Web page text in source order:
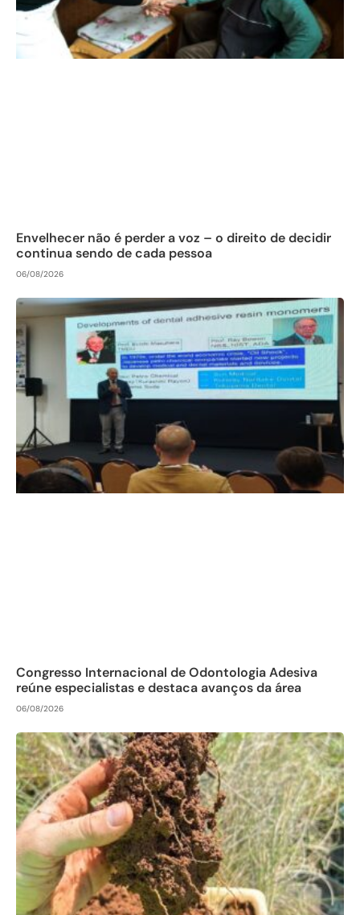
Envelhecer não é perder a voz – o direito de decidir
continua sendo de cada pessoa
06/08/2026
Congresso Internacional de Odontologia Adesiva
reúne especialistas e destaca avanços da área
06/08/2026